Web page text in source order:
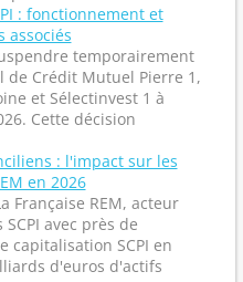
: fonctionnement et
associés
temporairement
Crédit Mutuel Pierre 1,
et Sélectinvest 1 à
Cette décision
: l'impact sur les
en 2026
Française REM, acteur
avec près de
capitalisation SCPI en
d'euros d'actifs